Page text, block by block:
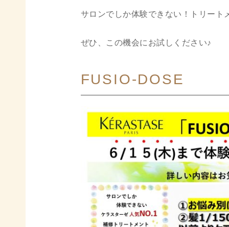
サロンでしか体験できない！トリート
ぜひ、この機会にお試しください♪
FUSIO-DOSE